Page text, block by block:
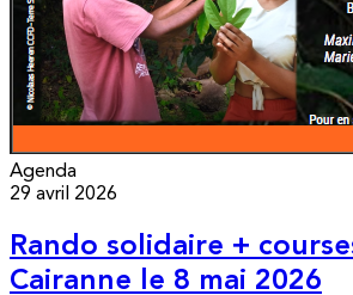
Agenda
29 avril 2026
Rando solidaire +
Cairanne le 8 mai 2026